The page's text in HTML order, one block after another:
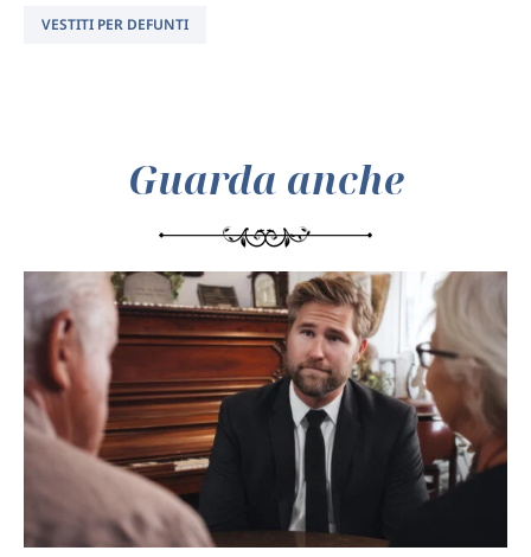
VESTITI PER DEFUNTI
Guarda anche